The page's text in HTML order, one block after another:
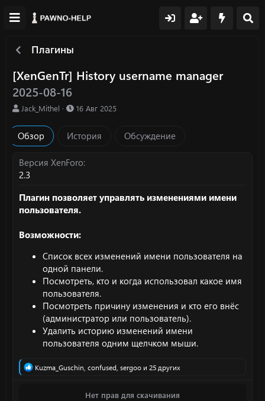
Плагины
[XenGenTr] History username manager
2025-08-16
А
т
о
Jack_Mithel
Д
а
о
н
и
16 Авг 2025
Обзор История Обсуждение
Версия XenForo
2.3
Плагин позволяет управлять изменениями имени
пользователя.
Возможности:
Список всех изменений имени пользователя на
одной панели.
Посмотреть, кто и когда использовал какое имя
пользователя.
Посмотреть причину изменения и кто его внёс
(администратор или пользователь).
Удалить историю изменений имени
пользователя одним щелчком мыши.
Р
Kuzma_Guschin, confused, sergoo и 25 других
Нет прав для скачивания